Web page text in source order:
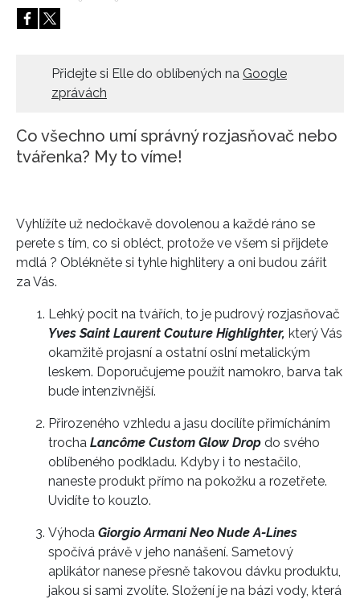
HOME
Přidejte si Elle do oblíbených na Google
zprávách
Co všechno umí správný rozjasňovač nebo
tvářenka? My to víme!
Vyhlížíte už nedočkavě dovolenou a každé ráno se
perete s tím, co si obléct, protože ve všem si přijdete
mdlá ? Oblékněte si tyhle highlitery a oni budou zářit
za Vás.
Lehký pocit na tvářích, to je pudrový rozjasňovač
Yves Saint Laurent Couture Highlighter, který Vás
okamžitě projasní a ostatní oslní metalickým
leskem. Doporučujeme použít namokro, barva tak
bude intenzivnější.
Přirozeného vzhledu a jasu docílíte přimícháním
trocha Lancôme Custom Glow Drop do svého
oblíbeného podkladu. Kdyby i to nestačilo,
naneste produkt přímo na pokožku a rozetřete.
Uvidíte to kouzlo.
Výhoda Giorgio Armani Neo Nude A-Lines
spočívá právě v jeho nanášení. Sametový
aplikátor nanese přesně takovou dávku produktu,
jakou si sami zvolíte. Složení je na bázi vody, která